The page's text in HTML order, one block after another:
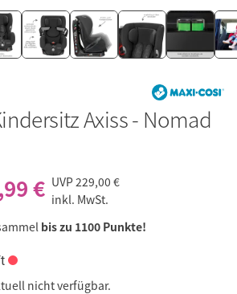
Axiss - Nomad
€ UVP229,00 €
inkl. MwSt.
bis zu 1100 Punkte!
nicht verfügbar.